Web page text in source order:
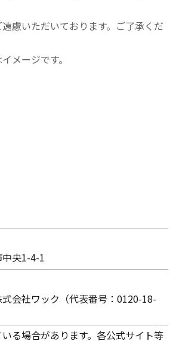
慮いただいております。ご了承くだ
メージです。
中央1-4-1
会社ワック（代表番号：0120-18-
る場合があります。各公式サイト等